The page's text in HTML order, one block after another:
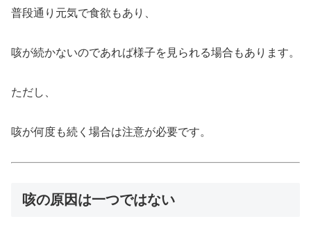
普段通り元気で食欲もあり、
咳が続かないのであれば様子を見られる場合もあります。
ただし、
咳が何度も続く場合は注意が必要です。
咳の原因は一つではない